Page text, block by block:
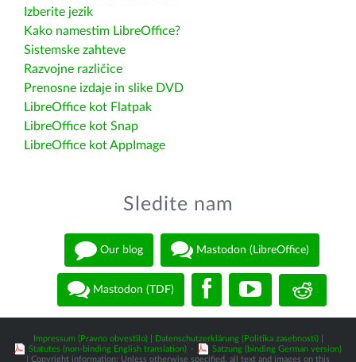
Izberite jezik
Kako namestim LibreOffice?
Sistemske zahteve
Razvojne različice
Prenosne izdaje in slike DVD
LibreOffice kot Flatpak
LibreOffice kot Snap
LibreOffice kot AppImage
Sledite nam
Our blog Mastodon (LibreOffice)
Mastodon (TDF)
Impressum (Pravno obvestilo)| Datenschutzerklärung (Politika zasebnosti)|
Statutes (non-binding English translation) -
Satzung (binding German version)
| Copyright information: Unless otherwise specified, all text and images on this